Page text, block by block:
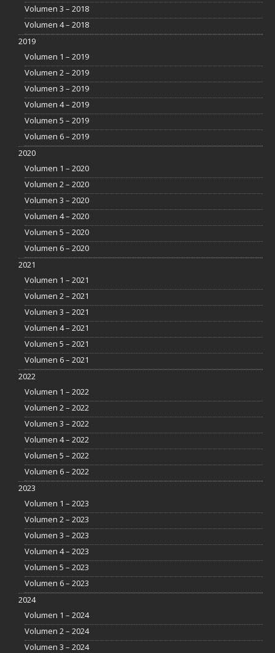
Volumen 3 – 2018
Volumen 4 – 2018
2019
Volumen 1 – 2019
Volumen 2 – 2019
Volumen 3 – 2019
Volumen 4 – 2019
Volumen 5 – 2019
Volumen 6 – 2019
2020
Volumen 1 – 2020
Volumen 2 – 2020
Volumen 3 – 2020
Volumen 4 – 2020
Volumen 5 – 2020
Volumen 6 – 2020
2021
Volumen 1 – 2021
Volumen 2 – 2021
Volumen 3 – 2021
Volumen 4 – 2021
Volumen 5 – 2021
Volumen 6 – 2021
2022
Volumen 1 – 2022
Volumen 2 – 2022
Volumen 3 – 2022
Volumen 4 – 2022
Volumen 5 – 2022
Volumen 6 – 2022
2023
Volumen 1 – 2023
Volumen 2 – 2023
Volumen 3 – 2023
Volumen 4 – 2023
Volumen 5 – 2023
Volumen 6 – 2023
2024
Volumen 1 – 2024
Volumen 2 – 2024
Volumen 3 – 2024